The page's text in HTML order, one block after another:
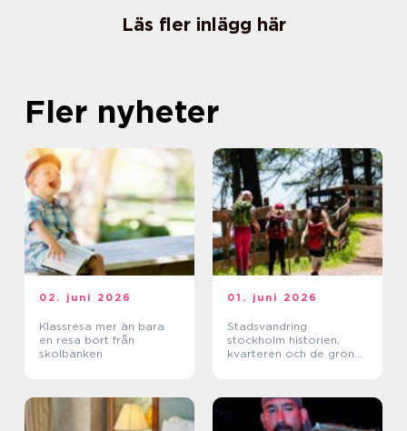
Läs fler inlägg här
Fler nyheter
02. juni 2026
Klassresa mer än bara
en resa bort från
skolbänken
01. juni 2026
Stadsvandring
stockholm historien,
kvarteren och de gröna